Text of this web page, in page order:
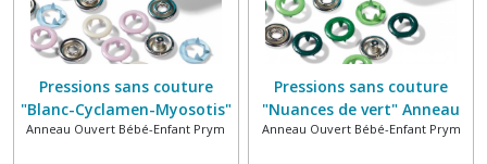
Pressions sans couture
"Blanc-Cyclamen-Myosotis"
Anneau ouvert 100% laiton
Anneau Ouvert Bébé-Enfant Prym
Pressions sans couture
"Nuances de vert" Anneau
ouvert 100% laiton Ø 8mm
Anneau Ouvert Bébé-Enfant Prym